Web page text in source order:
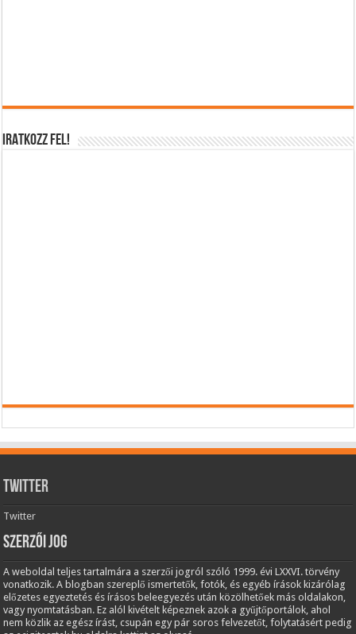
IRATKOZZ FEL!
Twitter
Twitter
Szerzői jog
A weboldal teljes tartalmára a szerzői jogról szóló 1999. évi LXXVI. törvény
vonatkozik. A blogban szereplő ismertetők, fotók, és egyéb írások kizárólag
előzetes egyeztetés és írásos beleegyezés után közölhetőek más oldalakon,
vagy nyomtatásban. Ez alól kivételt képeznek azok a gyűjtőportálok, ahol
nem közlik az egész írást, csupán egy pár soros felvezetőt, folytatásért pedig